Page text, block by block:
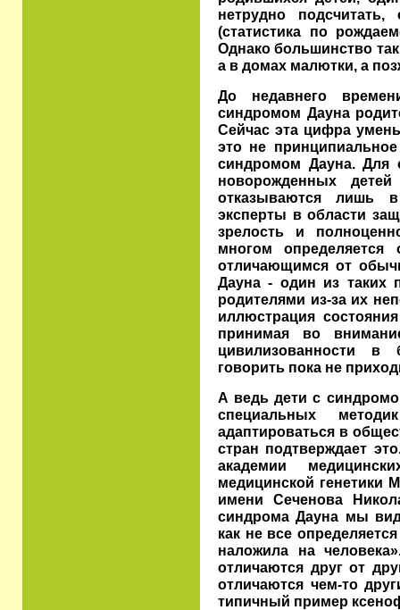
нетрудно подсчитать,
(статистика по
Однако большинство
а в домах малютки, а
До недавнего
синдромом Дауна
Сейчас эта цифра
это не
синдромом Дауна. Для
новорожденных
отказываются лишь
эксперты в области
зрелость и
многом
отличающимся от
Дауна - один из таких
родителями из-за их
иллюстрация
принимая во
цивилизованности в
говорить пока не
А ведь дети с
специальных
адаптироваться в
стран подтверждает
академии
медицинской генетики
имени Сеченова
синдрома Дауна мы
как не все
наложила на
отличаются друг от
отличаются чем-то
типичный пример